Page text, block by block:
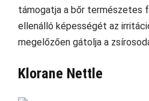
támogatja a bőr természetes
ellenálló képességét az
megelőzően gátolja a
Klorane Nettle